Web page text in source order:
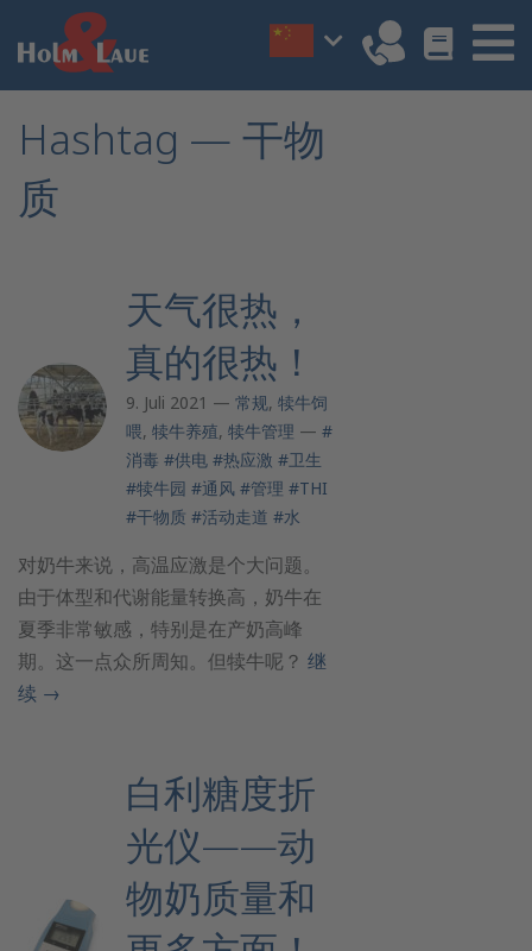
Hashtag — 干物
质
天气很热，
真的很热！
9. Juli 2021 — 常规, 犊牛饲
喂, 犊牛养殖, 犊牛管理 — #
消毒 #供电 #热应激 #卫生
#犊牛园 #通风 #管理 #THI
#干物质 #活动走道 #水
对奶牛来说，高温应激是个大问题。
由于体型和代谢能量转换高，奶牛在
夏季非常敏感，特别是在产奶高峰
期。这一点众所周知。但犊牛呢？ 继
续 →
白利糖度折
光仪——动
物奶质量和